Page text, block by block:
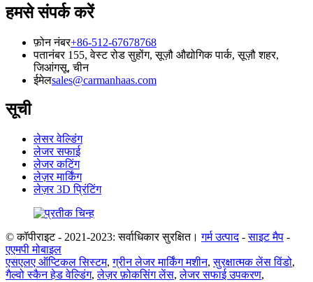
हमसे संपर्क करें
फ़ोन नंबर+86-512-67678768
पतानंबर 155, वेस्ट रोड सुहोंग, सूज़ौ औद्योगिक पार्क, सूज़ौ शहर,
जिआंगसू, चीन
ईमेलsales@carmanhaas.com
सूची
लेसर वेल्डिंग
लेजर सफाई
लेजर कटिंग
लेज़र मार्किंग
लेज़र 3D प्रिंटिंग
© कॉपीराइट - 2021-2023: सर्वाधिकार सुरक्षित। गर्म उत्पाद-साइट मैप -
एएमपी मोबाइल
एसएलए ऑप्टिकल सिस्टम,ग्रीन लेजर मार्किंग मशीन,सुरक्षात्मक लेंस विंडो,
गैल्वो स्कैन हेड वेल्डिंग,लेज़र फ़ोकसिंग लेंस,लेजर सफाई उपकरण,